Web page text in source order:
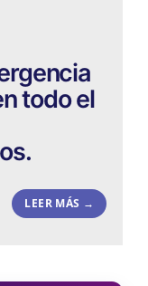
todo el
LEER MÁS →